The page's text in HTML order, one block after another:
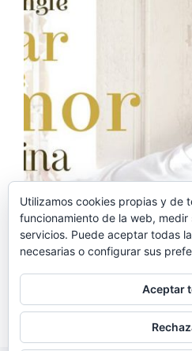
‘Falar de Amor’ es el adelanto
Carolina. El tema ha sido
Clemente y Carolina Deslandes,
última. El tema formará parte de
segundo álbum de la…
Noemí Sánchez
22/04/
Utilizamos cookies propias y de
funcionamiento de la web, medir
servicios. Puede aceptar todas
necesarias o configurar sus
Aceptar